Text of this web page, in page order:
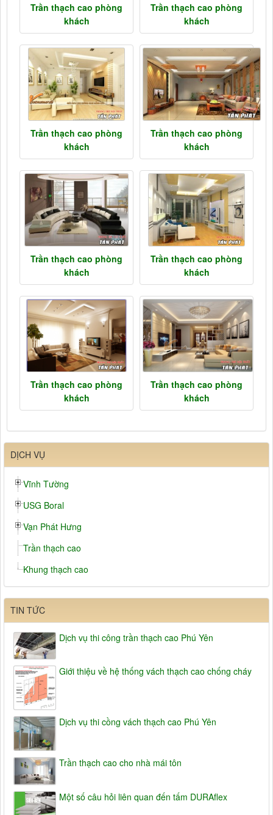
Trần thạch cao phòng
khách
Trần thạch cao phòng
khách
Trần thạch cao phòng
khách
Trần thạch cao phòng
khách
Trần thạch cao phòng
khách
Trần thạch cao phòng
khách
Trần thạch cao phòng
khách
Trần thạch cao phòng
khách
DỊCH VỤ
Vĩnh Tường
USG Boral
Vạn Phát Hưng
Trần thạch cao
Khung thạch cao
TIN TỨC
Dịch vụ thi công trần thạch cao Phú Yên
Giới thiệu về hệ thống vách thạch cao chống cháy
Dịch vụ thi cồng vách thạch cao Phú Yên
Trần thạch cao cho nhà mái tôn
Một số câu hỏi liên quan đến tấm DURAflex